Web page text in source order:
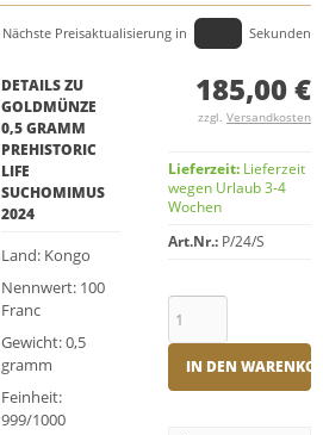
Nächste Preisaktualisierung in Sekunden
DETAILS ZU
GOLDMÜNZE
0,5 GRAMM
PREHISTORIC
LIFE
SUCHOMIMUS
2024
Land: Kongo
Nennwert: 100
Franc
Gewicht: 0,5
gramm
Feinheit:
999/1000
185,00 €
zzgl. Versandkosten
Lieferzeit: Lieferzeit
wegen Urlaub 3-4
Wochen
Art.Nr.: P/24/S
IN DEN